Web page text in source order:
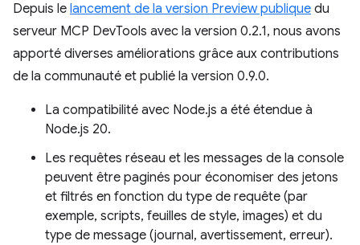
Depuis le lancement de la version Preview publique du
serveur MCP DevTools avec la version 0.2.1, nous avons
apporté diverses améliorations grâce aux contributions
de la communauté et publié la version 0.9.0.
La compatibilité avec Node.js a été étendue à
Node.js 20.
Les requêtes réseau et les messages de la console
peuvent être paginés pour économiser des jetons
et filtrés en fonction du type de requête (par
exemple, scripts, feuilles de style, images) et du
type de message (journal, avertissement, erreur).